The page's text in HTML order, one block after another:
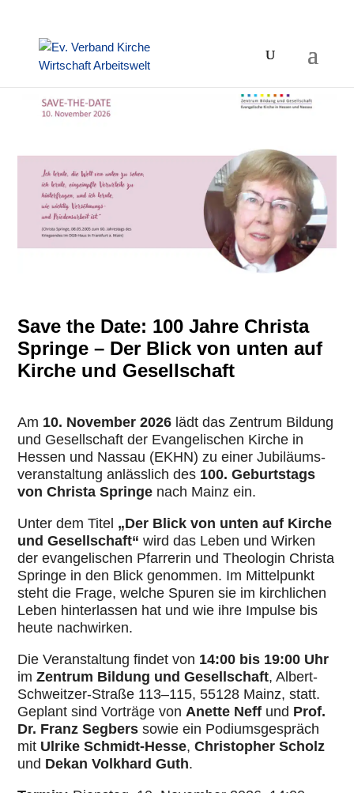
Save the Date: 100 Jahre Christa
Springe – Der Blick von unten auf
Kirche und Gesellschaft
Am 10. November 2026 lädt das Zentrum Bildung
und Gesell­schaft der Evan­ge­li­schen Kirche in
Hessen und Nassau (EKHN) zu einer Jubi­lä­ums­
ver­an­stal­tung anläss­lich des 100. Geburts­tags
von Christa Springe nach Mainz ein.
Unter dem Titel „Der Blick von unten auf Kirche
und Gesell­schaft“ wird das Leben und Wirken
der evan­ge­li­schen Pfar­re­rin und Theo­lo­gin Christa
Springe in den Blick genommen. Im Mit­tel­punkt
steht die Frage, welche Spuren sie im kirch­li­chen
Leben hin­ter­las­sen hat und wie ihre Impulse bis
heute nach­wir­ken.
Die Ver­an­stal­tung findet von 14:00 bis 19:00 Uhr
imZentrum Bildung und Gesell­schaft, Albert-
Schweit­zer-Straße 113–115, 55128 Mainz, statt.
Geplant sind Vorträge von Anette Neff und Prof.
Dr. Franz Segbers sowie ein Podi­ums­ge­spräch
mit Ulrike Schmidt-Hesse,Chris­to­pher Scholz
und Dekan Volkhard Guth.